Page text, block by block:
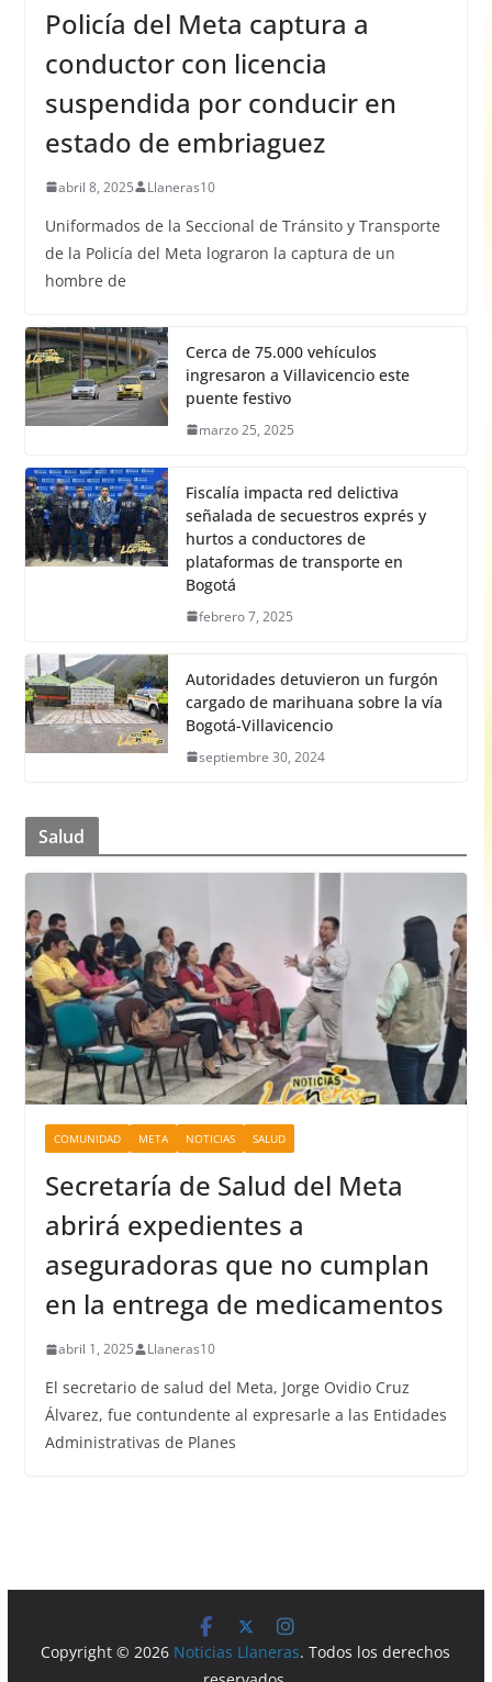
Policía del Meta captura a
conductor con licencia
suspendida por conducir en
estado de embriaguez
abril 8, 2025 Llaneras10
Uniformados de la Seccional de Tránsito y Transporte
de la Policía del Meta lograron la captura de un
hombre de
Cerca de 75.000 vehículos
ingresaron a Villavicencio este
puente festivo
marzo 25, 2025
Fiscalía impacta red delictiva
señalada de secuestros exprés y
hurtos a conductores de
plataformas de transporte en
Bogotá
febrero 7, 2025
Autoridades detuvieron un furgón
cargado de marihuana sobre la vía
Bogotá-Villavicencio
septiembre 30, 2024
Salud
COMUNIDAD META NOTICIAS SALUD
Secretaría de Salud del Meta
abrirá expedientes a
aseguradoras que no cumplan
en la entrega de medicamentos
abril 1, 2025 Llaneras10
El secretario de salud del Meta, Jorge Ovidio Cruz
Álvarez, fue contundente al expresarle a las Entidades
Administrativas de Planes
Copyright © 2026 Noticias Llaneras. Todos los derechos